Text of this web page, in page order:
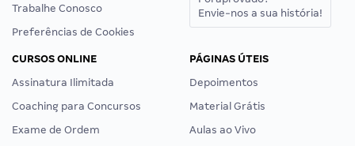
Trabalhe Conosco
Preferências de Cookies
Envie-nos a sua história!
CURSOS ONLINE
Assinatura Ilimitada
Coaching para Concursos
Exame de Ordem
PÁGINAS ÚTEIS
Depoimentos
Material Grátis
Aulas ao Vivo